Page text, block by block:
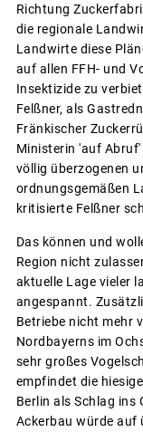
Richtung
die regionale
Landwirte diese
auf allen FFH- und
Insektizide zu
Felßner, als
Fränkischer
Ministerin 'auf
völlig überzogenen
ordnungsgemäßen
kritisierte Felßner
Das können und
Region nicht
aktuelle Lage vieler
angespannt.
Betriebe nicht mehr
Nordbayerns im
sehr großes
empfindet die
Berlin als Schlag ins
Ackerbau würde auf